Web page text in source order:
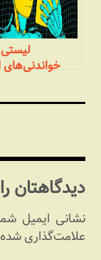
لیستی
خواندنی‌های AI
نوشته
دیدگاهتان
نشانی ایمیل
علامت‌گذاری